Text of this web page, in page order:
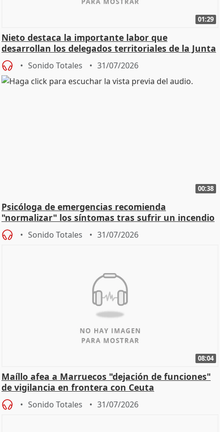
01:29
Nieto destaca la importante labor que
desarrollan los delegados territoriales de la Junta
Sonido Totales 31/07/2026
00:38
Psicóloga de emergencias recomienda
"normalizar" los síntomas tras sufrir un incendio
Sonido Totales 31/07/2026
08:04
Maíllo afea a Marruecos "dejación de funciones"
de vigilancia en frontera con Ceuta
Sonido Totales 31/07/2026